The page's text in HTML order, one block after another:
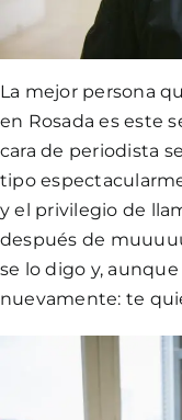
La mejor persona
en Rosada es este
cara de periodista
tipo
y el privilegio de
después de
se lo digo y,
nuevamente: te